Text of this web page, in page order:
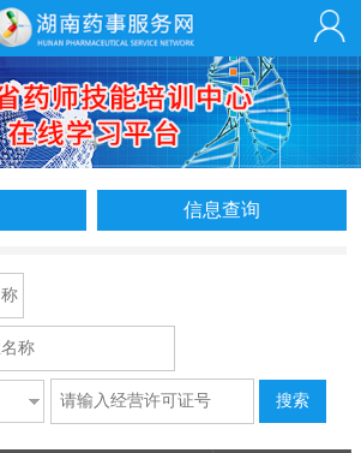
信息查询